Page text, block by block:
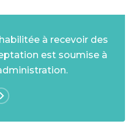
à recevoir des
est soumise à